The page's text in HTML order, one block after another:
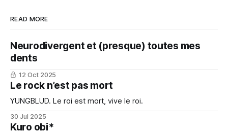
READ MORE
Neurodivergent et (presque) toutes mes
dents
12 Oct 2025
Le rock n’est pas mort
YUNGBLUD. Le roi est mort, vive le roi.
30 Jul 2025
Kuro obi*